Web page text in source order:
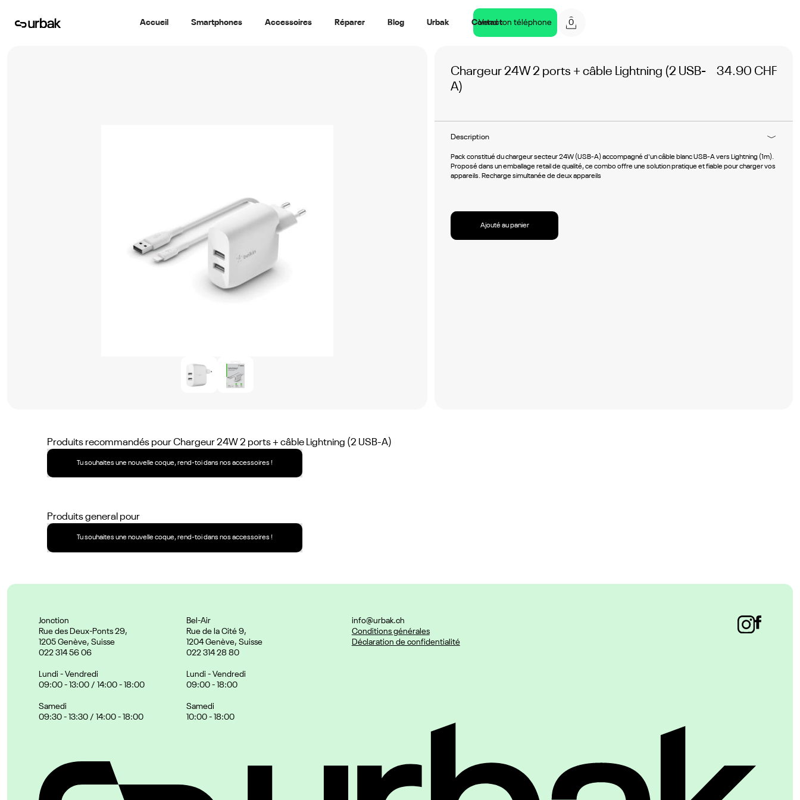
Accueil Smartphones Accessoires Réparer Blog Urbak Contact
Vend ton téléphone 0
Chargeur 24W 2 ports + câble Lightning (2 USB-
A)
34.90 CHF
Description
Pack constitué du chargeur secteur 24W (USB-A) accompagné d'un câble blanc USB-A vers Lightning (1m).
Proposé dans un emballage retail de qualité, ce combo offre une solution pratique et fiable pour charger vos
appareils. Recharge simultanée de deux appareils
Ajouté au panier
Produits recommandés pourChargeur 24W 2 ports + câble Lightning (2 USB-A)
Tu souhaites une nouvelle coque, rend-toi dans nos accessoires !
Produits general pour
Tu souhaites une nouvelle coque, rend-toi dans nos accessoires !
Jonction
Rue des Deux-Ponts 29,
1205 Genève, Suisse
022 314 56 06
Lundi - Vendredi
09:00 - 13:00 / 14:00 - 18:00
Samedi
09:30 - 13:30 / 14:00 - 18:00
Bel-Air
Rue de la Cité 9,
1204 Genève, Suisse
022 314 28 80
Lundi - Vendredi
09:00 - 18:00
Samedi
10:00 - 18:00
info@urbak.ch
Conditions générales
Déclaration de confidentialité